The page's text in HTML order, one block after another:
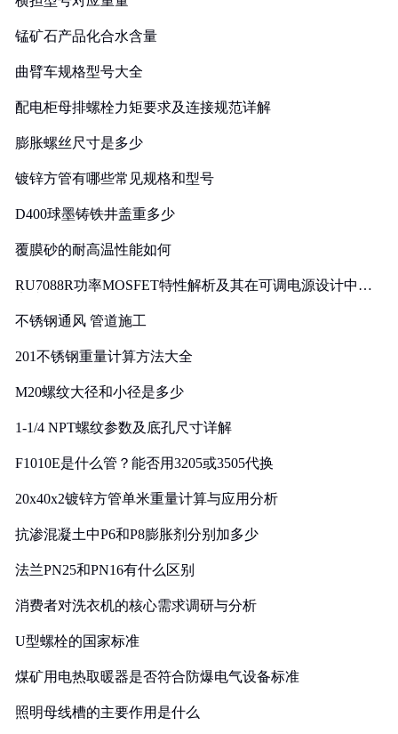
锰矿石产品化合水含量
曲臂车规格型号大全
配电柜母排螺栓力矩要求及连接规范详解
膨胀螺丝尺寸是多少
镀锌方管有哪些常见规格和型号
D400球墨铸铁井盖重多少
覆膜砂的耐高温性能如何
RU7088R功率MOSFET特性解析及其在可调电源设计中的
不锈钢通风 管道施工
201不锈钢重量计算方法大全
M20螺纹大径和小径是多少
1-1/4 NPT螺纹参数及底孔尺寸详解
F1010E是什么管？能否用3205或3505代换
20x40x2镀锌方管单米重量计算与应用分析
抗渗混凝土中P6和P8膨胀剂分别加多少
法兰PN25和PN16有什么区别
消费者对洗衣机的核心需求调研与分析
U型螺栓的国家标准
煤矿用电热取暖器是否符合防爆电气设备标准
照明母线槽的主要作用是什么